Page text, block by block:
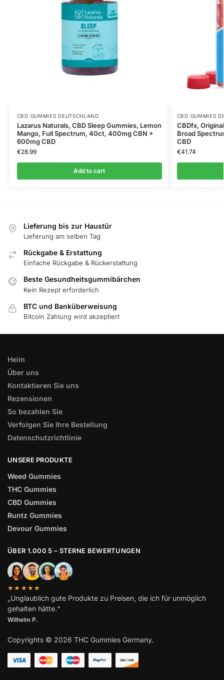
CBD GUMMIES DEUTSCHLAND
Lazarus Naturals, CBD Sleep Gummies, Lemon
Mango, Full Spectrum, 40ct, 400mg CBN +
600mg CBD
€28.99
Add to cart
CBD GUMMIES
CBDfx,
Broad
CBD
€41.74
Lieferung bis zur Haustür
Lieferung am selben Tag
Rückgabe & Erstattung
Einfache Rückgabe & Rückerstattung
Beste Gesundheitsgummibärchen
Kein Rezept erforderlich
BTC und Banküberweisung
Bitcoin Zahlung wird akzeptiert
Heim
Über uns
Kontaktieren Sie uns
Rezensionen
So bezahlen Sie
Verfolgen Sie Ihre Bestellung
Datenschutzrichtlinie
UNSERE PRODUKTE
Weed Gummies
THC Gummies
CBD Gummies
Runtz Gummies
Devour Gummies
ÜBER 1.000 5 – STERNE BEWERTUNGEN
★★★★★
„Unglaublich gute Produkte zu Preisen, die ich für unmöglich
gehalten hätte.“
Wilhelm P.
Copyrights © 2026 THC Gummies Germany.